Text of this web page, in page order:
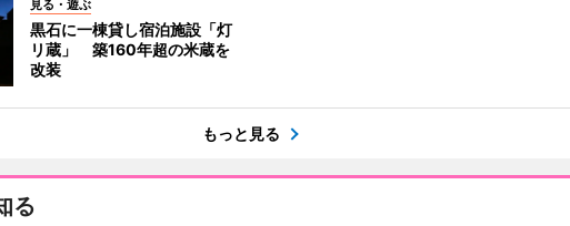
見る・遊ぶ
黒石に一棟貸し宿泊施設「灯
リ蔵」 築160年超の米蔵を
改装
もっと見る
る